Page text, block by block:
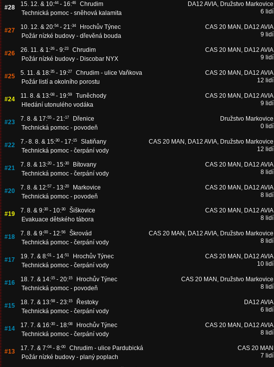
#28 15. 12. & 10:44- 16:46 Chrudim
DA12 AVIA, Družstvo Markovice
6 lidí
Technická pomoc - sněhová kalamita
#27 10. 12. & 20:54- 21:34 Hrochův Týnec
CAS 20 MAN, DA12 AVIA
9 lidí
Požár nízké budovy - dřevěná bouda
#26 26. 11. & 1:26- 9:23 Chrudim
CAS 20 MAN, DA12 AVIA
9 lidí
Požár nízké budovy - Discobar NYX
#25 5. 11. & 18:35- 19:27 Chrudim - ulice Vaňkova
CAS 20 MAN, DA12 AVIA
12 lidí
Požár listí a okolního porostu
#24 11. 8. & 13:08- 19:59 Tuněchody
CAS 20 MAN, DA12 AVIA
9 lidí
Hledání utonulého vodáka
#23 7. 8. & 17:55- 21:17 Dřenice
Družstvo Markovice
0 lidí
Technická pomoc - povodeň
#22 7.-8. 8. & 15:30- 17:15 Slatiňany
CAS 20 MAN, DA12 AVIA, Družstvo Markovice
12 lidí
Technická pomoc - čerpání vody
#21 7. 8. & 13:20- 15:30 Bítovany
CAS 20 MAN, DA12 AVIA
8 lidí
Technická pomoc - čerpání vody
#20 7. 8. & 12:57- 13:20 Markovice
CAS 20 MAN, DA12 AVIA
8 lidí
Technická pomoc - povodeň
#19 7. 8. & 9:30- 10:30 Šiškovice
CAS 20 MAN, DA12 AVIA
8 lidí
Evakuace dětského tábora
#18 7. 8. & 9:00- 12:56 Škrovád
CAS 20 MAN, DA12 AVIA, Družstvo Markovice
8 lidí
Technická pomoc - čerpání vody
#17 19. 7. & 8:01- 14:51 Hrochův Týnec
CAS 20 MAN, DA12 AVIA
10 lidí
Technická pomoc - čerpání vody
#16 18. 7. & 14:15- 20:15 Hrochův Týnec
CAS 20 MAN, Družstvo Markovice
8 lidí
Technická pomoc - povodeň
#15 18. 7. & 13:58- 23:15 Řestoky
DA12 AVIA
6 lidí
Technická pomoc - čerpání vody
#14 17. 7. & 16:30- 18:08 Hrochův Týnec
CAS 20 MAN, DA12 AVIA
8 lidí
Technická pomoc - čerpání vody
#13 17. 7. & 7:04- 8:00 Chrudim - ulice Pardubická
CAS 20 MAN
7 lidí
Požár nízké budovy - planý poplach